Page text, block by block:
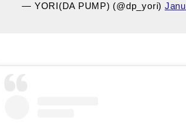
— YORI(DA PUMP) (@dp_yori)